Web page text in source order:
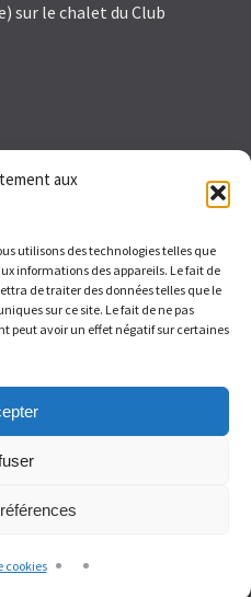
aux
utilisons des technologies telles que
informations des appareils. Le fait de
de traiter des données telles que le
sur ce site. Le fait de ne pas
peut avoir un effet négatif sur certaines
cookies
sur le chalet du Club
les Avignon
et de 14h à 17h – Samedi de 9H
2026.